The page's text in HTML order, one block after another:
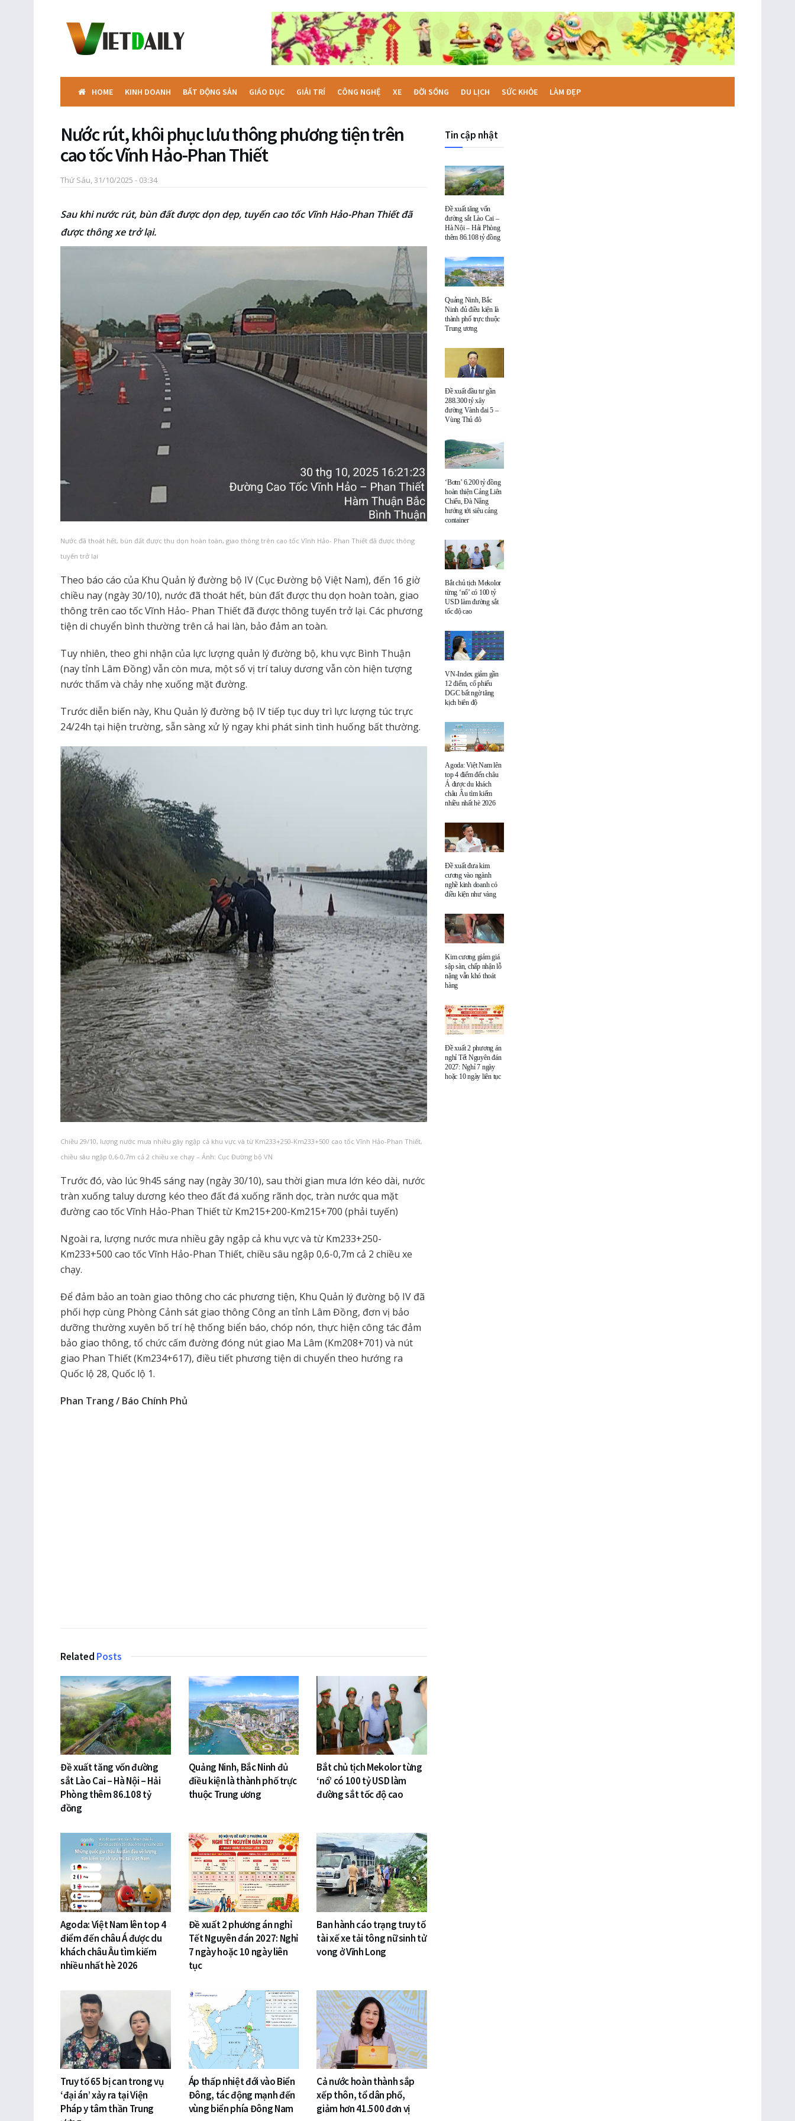
HOME KINH DOANH BẤT ĐỘNG SẢN GIÁO DỤC GIẢI TRÍ CÔNG NGHỆ XE ĐỜI SỐNG DU LỊCH SỨC KHỎE LÀM ĐẸP
Nước rút, khôi phục lưu thông phương tiện trên
cao tốc Vĩnh Hảo-Phan Thiết
Thứ Sáu, 31/10/2025 - 03:34
Sau khi nước rút, bùn đất được dọn dẹp, tuyến cao tốc Vĩnh Hảo-Phan Thiết đã
được thông xe trở lại.
Nước đã thoát hết, bùn đất được thu dọn hoàn toàn, giao thông trên cao tốc Vĩnh Hảo- Phan Thiết đã được thông
tuyến trở lại
Theo báo cáo của Khu Quản lý đường bộ IV (Cục Đường bộ Việt Nam), đến 16 giờ
chiều nay (ngày 30/10), nước đã thoát hết, bùn đất được thu dọn hoàn toàn, giao
thông trên cao tốc Vĩnh Hảo- Phan Thiết đã được thông tuyến trở lại. Các phương
tiện di chuyển bình thường trên cả hai làn, bảo đảm an toàn.
Tuy nhiên, theo ghi nhận của lực lượng quản lý đường bộ, khu vực Bình Thuận
(nay tỉnh Lâm Đồng) vẫn còn mưa, một số vị trí taluy dương vẫn còn hiện tượng
nước thấm và chảy nhẹ xuống mặt đường.
Trước diễn biến này, Khu Quản lý đường bộ IV tiếp tục duy trì lực lượng túc trực
24/24h tại hiện trường, sẵn sàng xử lý ngay khi phát sinh tình huống bất thường.
Chiều 29/10, lượng nước mưa nhiều gây ngập cả khu vực và từ Km233+250-Km233+500 cao tốc Vĩnh Hảo-Phan Thiết,
chiều sâu ngập 0,6-0,7m cả 2 chiều xe chạy – Ảnh: Cục Đường bộ VN
Trước đó, vào lúc 9h45 sáng nay (ngày 30/10), sau thời gian mưa lớn kéo dài, nước
tràn xuống taluy dương kéo theo đất đá xuống rãnh dọc, tràn nước qua mặt
đường cao tốc Vĩnh Hảo-Phan Thiết từ Km215+200-Km215+700 (phải tuyến)
Ngoài ra, lượng nước mưa nhiều gây ngập cả khu vực và từ Km233+250-
Km233+500 cao tốc Vĩnh Hảo-Phan Thiết, chiều sâu ngập 0,6-0,7m cả 2 chiều xe
chạy.
Để đảm bảo an toàn giao thông cho các phương tiện, Khu Quản lý đường bộ IV đã
phối hợp cùng Phòng Cảnh sát giao thông Công an tỉnh Lâm Đồng, đơn vị bảo
dưỡng thường xuyên bố trí hệ thống biển báo, chóp nón, thực hiện công tác đảm
bảo giao thông, tổ chức cấm đường đóng nút giao Ma Lâm (Km208+701) và nút
giao Phan Thiết (Km234+617), điều tiết phương tiện di chuyển theo hướng ra
Quốc lộ 28, Quốc lộ 1.
Phan Trang / Báo Chính Phủ
Related Posts
Đề xuất tăng vốn đường
sắt Lào Cai – Hà Nội – Hải
Phòng thêm 86.108 tỷ
đồng
Quảng Ninh, Bắc Ninh đủ
điều kiện là thành phố trực
thuộc Trung ương
Bắt chủ tịch Mekolor từng
‘nổ’ có 100 tỷ USD làm
đường sắt tốc độ cao
Agoda: Việt Nam lên top 4
điểm đến châu Á được du
khách châu Âu tìm kiếm
nhiều nhất hè 2026
Đề xuất 2 phương án nghỉ
Tết Nguyên đán 2027: Nghỉ
7 ngày hoặc 10 ngày liên
tục
Ban hành cáo trạng truy tố
tài xế xe tải tông nữ sinh tử
vong ở Vĩnh Long
Truy tố 65 bị can trong vụ
‘đại án’ xảy ra tại Viện
Pháp y tâm thần Trung
Áp thấp nhiệt đới vào Biển
Đông, tác động mạnh đến
vùng biển phía Đông Nam
Cả nước hoàn thành sắp
xếp thôn, tổ dân phố,
giảm hơn 41.500 đơn vị
Tin cập nhật
Đề xuất tăng vốn
đường sắt Lào Cai –
Hà Nội – Hải Phòng
thêm 86.108 tỷ đồng
Quảng Ninh, Bắc
Ninh đủ điều kiện là
thành phố trực thuộc
Trung ương
Đề xuất đầu tư gần
288.300 tỷ xây
đường Vành đai 5 –
Vùng Thủ đô
‘Bơm’ 6.200 tỷ đồng
hoàn thiện Cảng Liên
Chiểu, Đà Nẵng
hướng tới siêu cảng
container
Bắt chủ tịch Mekolor
từng ‘nổ’ có 100 tỷ
USD làm đường sắt
tốc độ cao
VN-Index giảm gần
12 điểm, cổ phiếu
DGC bất ngờ tăng
kịch biên độ
Agoda: Việt Nam lên
top 4 điểm đến châu
Á được du khách
châu Âu tìm kiếm
nhiều nhất hè 2026
Đề xuất đưa kim
cương vào ngành
nghề kinh doanh có
điều kiện như vàng
Kim cương giảm giá
sập sàn, chấp nhận lỗ
nặng vẫn khó thoát
hàng
Đề xuất 2 phương án
nghỉ Tết Nguyên đán
2027: Nghỉ 7 ngày
hoặc 10 ngày liên tục